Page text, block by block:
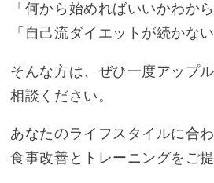
「何から始めればいいかわから
「自己流ダイエットが続かない
そんな方は、ぜひ一度アップ
相談ください。
あなたのライフスタイルに合
食事改善とトレーニングをご